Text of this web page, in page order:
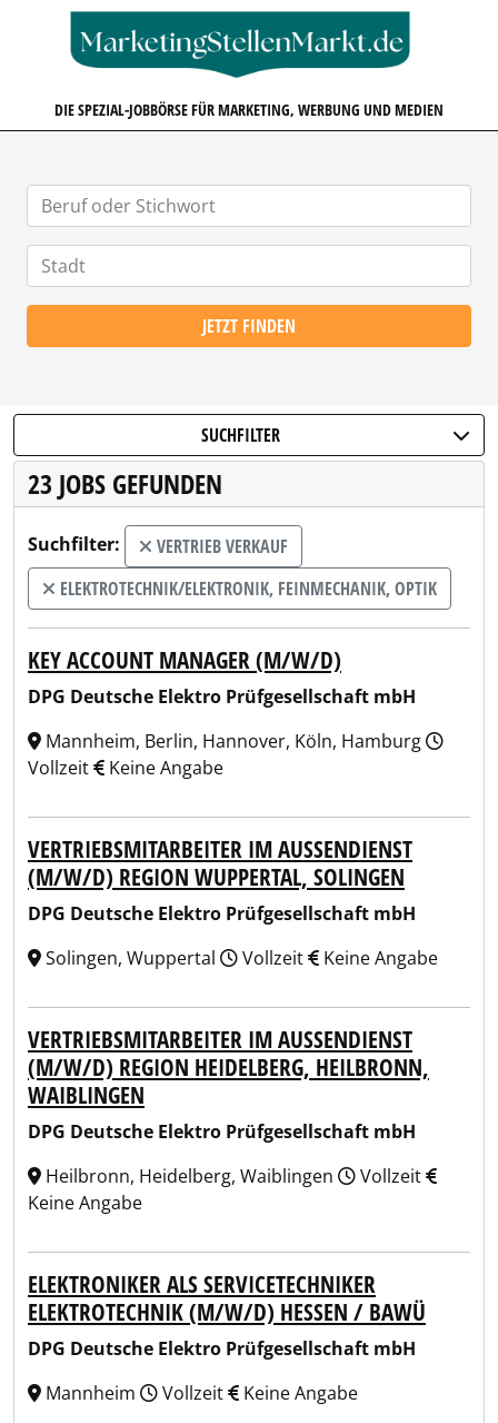
DIE SPEZIAL-JOBBÖRSE FÜR MARKETING, WERBUNG UND MEDIEN
JETZT FINDEN
SUCHFILTER
23 JOBS GEFUNDEN
Suchfilter:
VERTRIEB VERKAUF
ELEKTROTECHNIK/ELEKTRONIK, FEINMECHANIK, OPTIK
KEY ACCOUNT MANAGER (M/W/D)
DPG Deutsche Elektro Prüfgesellschaft mbH
Mannheim, Berlin, Hannover, Köln, Hamburg
Vollzeit
Keine Angabe
VERTRIEBSMITARBEITER IM AUSSENDIENST (
M/W/D) REGION WUPPERTAL, SOLINGEN
DPG Deutsche Elektro Prüfgesellschaft mbH
Solingen, Wuppertal
Vollzeit Keine Angabe
VERTRIEBSMITARBEITER IM AUSSENDIENST (
M/W/D) REGION HEIDELBERG, HEILBRONN, W
AIBLINGEN
DPG Deutsche Elektro Prüfgesellschaft mbH
Heilbronn, Heidelberg, Waiblingen
Vollzeit
Keine Angabe
ELEKTRONIKER ALS SERVICETECHNIKER
ELEKTROTECHNIK (M/W/D) HESSEN / BAWÜ
DPG Deutsche Elektro Prüfgesellschaft mbH
Mannheim
Vollzeit Keine Angabe